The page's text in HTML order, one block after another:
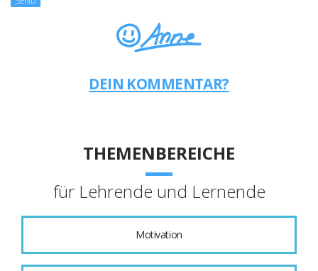
DEIN KOMMENTAR?
THEMENBEREICHE
für Lehrende und Lernende
Motivation